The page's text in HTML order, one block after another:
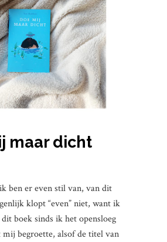
maar dicht
ben er even stil van, van dit
klopt “even” niet, want ik
boek sinds ik het opensloeg
mij begroette, alsof de titel van